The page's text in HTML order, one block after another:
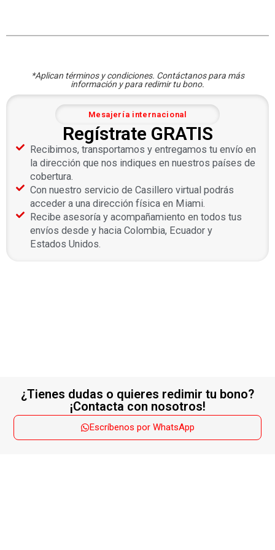
*Aplican términos y condiciones. Contáctanos para más
información y para redimir tu bono.
Mesajería internacional
Regístrate GRATIS
Recibimos, transportamos y entregamos tu envío en
la dirección que nos indiques en nuestros países de
cobertura.
Con nuestro servicio de Casillero virtual podrás
acceder a una dirección física en Miami.
Recibe asesoría y acompañamiento en todos tus
envíos desde y hacia Colombia, Ecuador y
Estados Unidos.
¿Tienes dudas o quieres redimir tu bono?
¡Contacta con nosotros!
Escríbenos por WhatsApp